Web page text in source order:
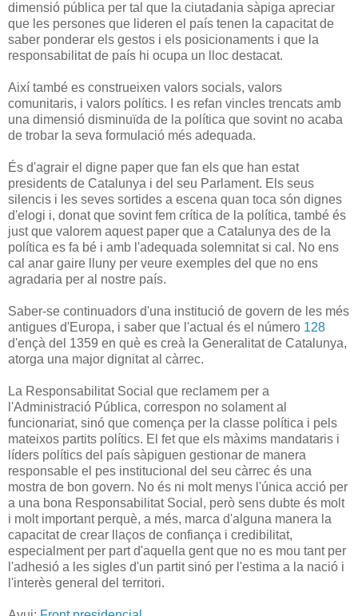
dimensió pública per tal que la ciutadania sàpiga apreciar
que les persones que lideren el país tenen la capacitat de
saber ponderar els gestos i els posicionaments i que la
responsabilitat de país hi ocupa un lloc destacat.
Així també es construeixen valors socials, valors
comunitaris, i valors polítics. I es refan vincles trencats amb
una dimensió disminuïda de la política que sovint no acaba
de trobar la seva formulació més adequada.
És d'agrair el digne paper que fan els que han estat
presidents de Catalunya i del seu Parlament. Els seus
silencis i les seves sortides a escena quan toca són dignes
d'elogi i, donat que sovint fem crítica de la política, també és
just que valorem aquest paper que a Catalunya des de la
política es fa bé i amb l'adequada solemnitat si cal. No ens
cal anar gaire lluny per veure exemples del que no ens
agradaria per al nostre país.
Saber-se continuadors d'una institució de govern de les més
antigues d'Europa, i saber que l'actual és el número 128
d'ençà del 1359 en què es creà la Generalitat de Catalunya,
atorga una major dignitat al càrrec.
La Responsabilitat Social que reclamem per a
l'Administració Pública, correspon no solament al
funcionariat, sinó que comença per la classe política i pels
mateixos partits polítics. El fet que els màxims mandataris i
líders polítics del país sàpiguen gestionar de manera
responsable el pes institucional del seu càrrec és una
mostra de bon govern. No és ni molt menys l'única acció per
a una bona Responsabilitat Social, però sens dubte és molt
i molt important perquè, a més, marca d'alguna manera la
capacitat de crear llaços de confiança i credibilitat,
especialment per part d'aquella gent que no es mou tant per
l'adhesió a les sigles d'un partit sinó per l'estima a la nació i
l'interès general del territori.